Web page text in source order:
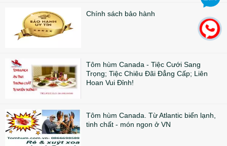
Chính sách bảo hành
Tôm hùm Canada - Tiệc Cưới Sang
Trọng; Tiệc Chiêu Đãi Đẳng Cấp; Liên
Hoan Vui Đỉnh!
Tôm hùm Canada. Từ Atlantic biển lạnh,
tinh chất - món ngon ở VN